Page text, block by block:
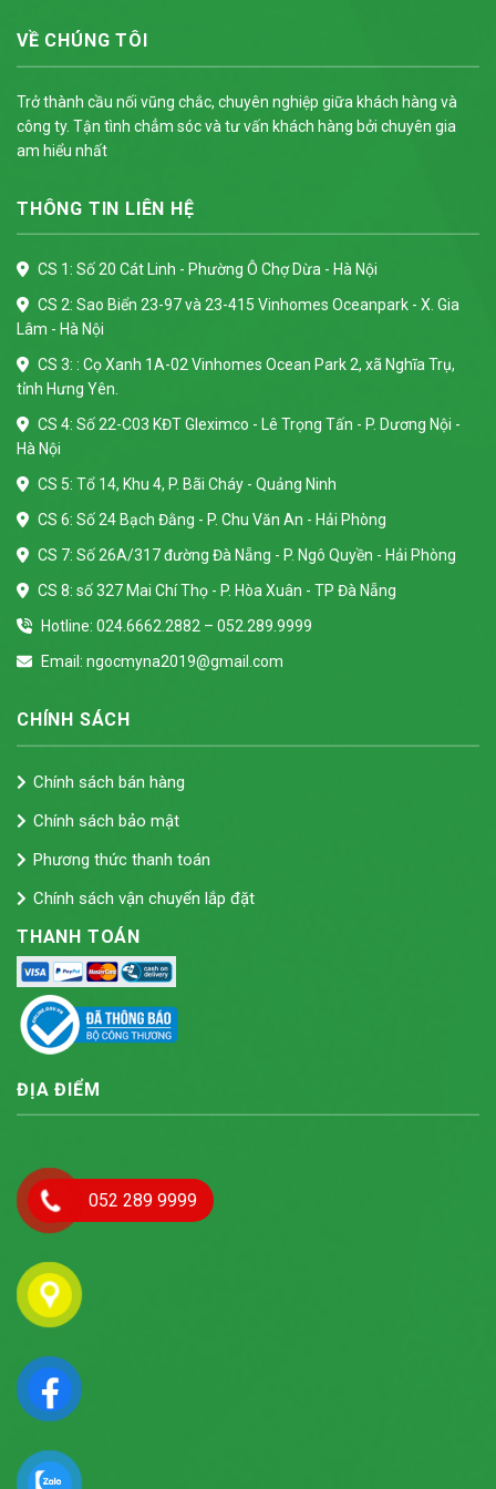
VỀ CHÚNG TÔI
Trở thành cầu nối vũng chắc, chuyên nghiệp giữa khách hàng và
công ty. Tận tình chẳm sóc và tư vấn khách hàng bởi chuyên gia
am hiểu nhất
THÔNG TIN LIÊN HỆ
CS 1: Số 20 Cát Linh - Phường Ô Chợ Dừa - Hà Nội
CS 2: Sao Biển 23-97 và 23-415 Vinhomes Oceanpark - X. Gia
Lâm - Hà Nội
CS 3: : Cọ Xanh 1A-02 Vinhomes Ocean Park 2, xã Nghĩa Trụ,
tỉnh Hưng Yên.
CS 4: Số 22-C03 KĐT Gleximco - Lê Trọng Tấn - P. Dương Nội -
Hà Nội
CS 5: Tổ 14, Khu 4, P. Bãi Cháy - Quảng Ninh
CS 6: Số 24 Bạch Đằng - P. Chu Văn An - Hải Phòng
CS 7: Số 26A/317 đường Đà Nẵng - P. Ngô Quyền - Hải Phòng
CS 8: số 327 Mai Chí Thọ - P. Hòa Xuân - TP Đà Nẵng
Hotline: 024.6662.2882 – 052.289.9999
Email: ngocmyna2019@gmail.com
CHÍNH SÁCH
Chính sách bán hàng
Chính sách bảo mật
Phương thức thanh toán
Chính sách vận chuyển lắp đặt
THANH TOÁN
ĐỊA ĐIỂM
052 289 9999